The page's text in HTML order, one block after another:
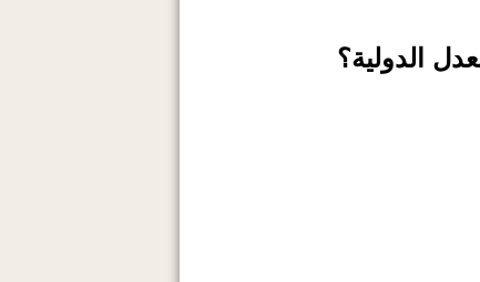
الدولية؟